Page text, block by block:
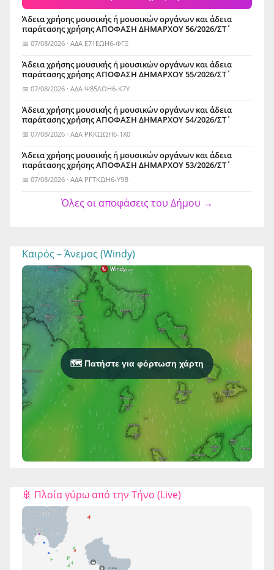
Άδεια χρήσης μουσικής ή μουσικών οργάνων και άδεια
παράτασης χρήσης ΑΠΟΦΑΣΗ ΔΗΜΑΡΧΟΥ 56/2026/ΣΤ΄
📅 07/08/2026 · ΑΔΑ Ε71ΕΩΗ6-ΦΓΞ
Άδεια χρήσης μουσικής ή μουσικών οργάνων και άδεια
παράτασης χρήσης ΑΠΟΦΑΣΗ ΔΗΜΑΡΧΟΥ 55/2026/ΣΤ΄
📅 07/08/2026 · ΑΔΑ Ψ85ΛΩΗ6-Κ7Υ
Άδεια χρήσης μουσικής ή μουσικών οργάνων και άδεια
παράτασης χρήσης ΑΠΟΦΑΣΗ ΔΗΜΑΡΧΟΥ 54/2026/ΣΤ΄
📅 07/08/2026 · ΑΔΑ ΡΚΚΩΩΗ6-1Χ0
Άδεια χρήσης μουσικής ή μουσικών οργάνων και άδεια
παράτασης χρήσης ΑΠΟΦΑΣΗ ΔΗΜΑΡΧΟΥ 53/2026/ΣΤ΄
📅 07/08/2026 · ΑΔΑ ΡΓΤΚΩΗ6-Υ9Β
Όλες οι αποφάσεις του Δήμου →
Καιρός – Άνεμος (Windy)
🗺️ Πατήστε για φόρτωση χάρτη
🚢 Πλοία γύρω από την Τήνο (Live)